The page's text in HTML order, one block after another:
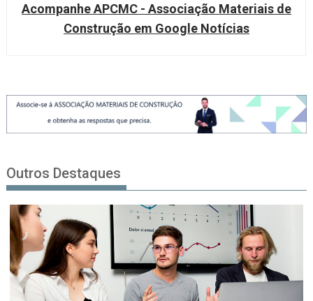
Acompanhe APCMC - Associação Materiais de
Construção em Google Notícias
Outros Destaques